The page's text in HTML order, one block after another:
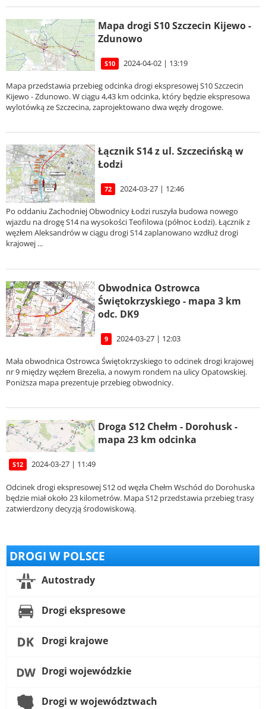
Mapa drogi S10 Szczecin Kijewo -
Zdunowo
S10 2024-04-02 | 13:19
Mapa przedstawia przebieg odcinka drogi ekspresowej S10 Szczecin
Kijewo - Zdunowo. W ciągu 4,43 km odcinka, który będzie ekspresowa
wylotówką ze Szczecina, zaprojektowano dwa węzły drogowe.
Łącznik S14 z ul. Szczecińską w
Łodzi
72 2024-03-27 | 12:46
Po oddaniu Zachodniej Obwodnicy Łodzi ruszyła budowa nowego
wjazdu na drogę S14 na wysokości Teofilowa (północ Łodzi). Łącznik z
węzłem Aleksandrów w ciągu drogi S14 zaplanowano wzdłuż drogi
krajowej ...
Obwodnica Ostrowca
Świętokrzyskiego - mapa 3 km
odc. DK9
9 2024-03-27 | 12:03
Mała obwodnica Ostrowca Świętokrzyskiego to odcinek drogi krajowej
nr 9 między węzłem Brezelia, a nowym rondem na ulicy Opatowskiej.
Poniższa mapa prezentuje przebieg obwodnicy.
Droga S12 Chełm - Dorohusk -
mapa 23 km odcinka
S12 2024-03-27 | 11:49
Odcinek drogi ekspresowej S12 od węzła Chełm Wschód do Dorohuska
będzie miał około 23 kilometrów. Mapa S12 przedstawia przebieg trasy
zatwierdzony decyzją środowiskową.
DROGI W POLSCE
Autostrady
Drogi ekspresowe
Drogi krajowe
Drogi wojewódzkie
Drogi w województwach